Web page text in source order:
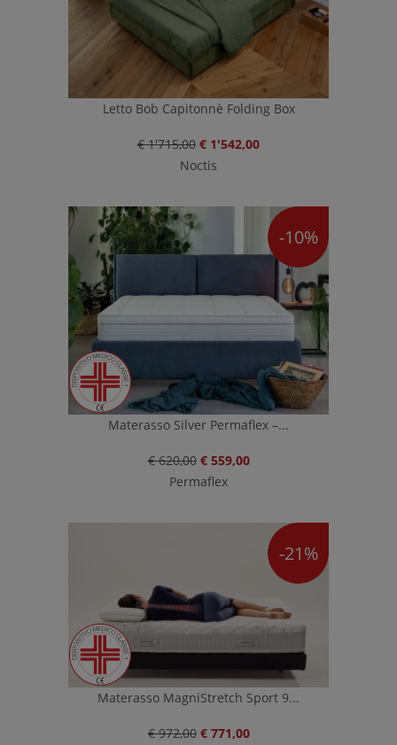
Letto Bob Capitonnè Folding Box
€ 1'715,00 € 1'542,00
Noctis
-10%
Materasso Silver Permaflex –...
€ 620,00 € 559,00
Permaflex
-21%
Materasso MagniStretch Sport 9...
€ 972,00 € 771,00